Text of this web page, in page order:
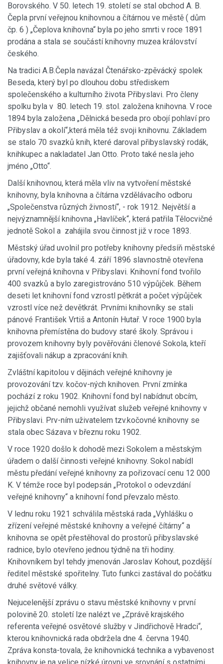
Borovského. V 50. letech 19. století se stal obchod A. B.
Čepla první veřejnou knihovnou a čítárnou ve městě ( dům
čp. 6 ) „Čeplova knihovna“ byla po jeho smrti v roce 1891
prodána a stala se součástí knihovny muzea království
českého.
Na tradici A.B.Čepla navázal Čtenářsko-zpěvácký spolek
Beseda, který byl po dlouhou dobu střediskem
společenského a kulturního života Přibyslavi. Pro členy
spolku byla v 80. letech 19. stol. založena knihovna. V roce
1894 byla založena „Dělnická beseda pro obojí pohlaví pro
Přibyslav a okolí“,která měla též svoji knihovnu. Základem
se stalo 70 svazků knih, které daroval přibyslavský rodák,
knihkupec a nakladatel Jan Otto. Proto také nesla jeho
jméno „Otto“.
Další knihovnou, která měla vliv na vytvoření městské
knihovny, byla knihovna a čítárna vzdělávacího odboru
„Společenstva různých živností“, - rok 1912. Největší a
nejvýznamnější knihovna „Havlíček“, která patřila Tělocvičné
jednotě Sokol a zahájila svou činnost již v roce 1893.
Městský úřad uvolnil pro potřeby knihovny předsíň městské
úřadovny, kde byla také 4. září 1896 slavnostně otevřena
první veřejná knihovna v Přibyslavi. Knihovní fond tvořilo
400 svazků a bylo zaregistrováno 510 výpůjček. Během
deseti let knihovní fond vzrostl pětkrát a počet výpůjček
vzrostl více než devětkrát. Prvními knihovníky se stali
pánové František Vrtiš a Antonín Hutař. V roce 1900 byla
knihovna přemístěna do budovy staré školy. Správou i
provozem knihovny byly pověřováni členové Sokola, kteří
zajišťovali nákup a zpracování knih.
Zvláštní kapitolou v dějinách veřejné knihovny je
provozování tzv. kočov-ných knihoven. První zmínka
pochází z roku 1902. Knihovní fond byl nabídnut obcím,
jejichž občané nemohli využívat služeb veřejné knihovny v
Přibyslavi. Prv-ním uživatelem tzv.kočovné knihovny se
stala obec Sázava v březnu roku 1902.
V roce 1920 došlo k dohodě mezi Sokolem a městským
úřadem o další činnosti veřejné knihovny. Sokol nabídl
městu předání veřejné knihovny za pořizovací cenu 12 000
K. V témže roce byl podepsán „Protokol o odevzdání
veřejné knihovny“ a knihovní fond převzalo město.
V lednu roku 1921 schválila městská rada „Vyhlášku o
zřízení veřejné městské knihovny a veřejné čítárny“ a
knihovna se opět přestěhoval do prostorů přibyslavské
radnice, bylo otevřeno jednou týdně na tři hodiny.
Knihovníkem byl tehdy jmenován Jaroslav Kohout, pozdější
ředitel městské spořitelny. Tuto funkci zastával do počátku
druhé světové války.
Nejucelenější zprávu o stavu městské knihovny v první
polovině 20. století lze nalézt ve „Zprávě krajského
referenta veřejné osvětové služby v Jindřichově Hradci“,
kterou knihovnická rada obdržela dne 4. června 1940.
Zpráva konsta-tovala, že knihovnická technika a vybavenost
knihovny je na velice nízké úrovni ve srovnání s ostatními